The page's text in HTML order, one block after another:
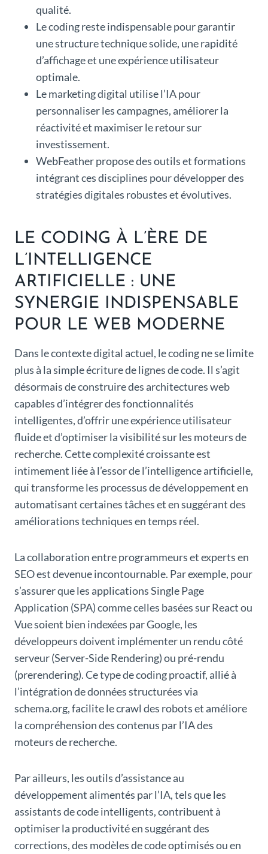
qualité.
Le coding reste indispensable pour garantir
une structure technique solide, une rapidité
d’affichage et une expérience utilisateur
optimale.
Le marketing digital utilise l’IA pour
personnaliser les campagnes, améliorer la
réactivité et maximiser le retour sur
investissement.
WebFeather propose des outils et formations
intégrant ces disciplines pour développer des
stratégies digitales robustes et évolutives.
LE CODING À L’ÈRE DE
L’INTELLIGENCE
ARTIFICIELLE : UNE
SYNERGIE INDISPENSABLE
POUR LE WEB MODERNE
Dans le contexte digital actuel, le coding ne se limite
plus à la simple écriture de lignes de code. Il s’agit
désormais de construire des architectures web
capables d’intégrer des fonctionnalités
intelligentes, d’offrir une expérience utilisateur
fluide et d’optimiser la visibilité sur les moteurs de
recherche. Cette complexité croissante est
intimement liée à l’essor de l’intelligence artificielle,
qui transforme les processus de développement en
automatisant certaines tâches et en suggérant des
améliorations techniques en temps réel.
La collaboration entre programmeurs et experts en
SEO est devenue incontournable. Par exemple, pour
s’assurer que les applications Single Page
Application (SPA) comme celles basées sur React ou
Vue soient bien indexées par Google, les
développeurs doivent implémenter un rendu côté
serveur (Server-Side Rendering) ou pré-rendu
(prerendering). Ce type de coding proactif, allié à
l’intégration de données structurées via
schema.org, facilite le crawl des robots et améliore
la compréhension des contenus par l’IA des
moteurs de recherche.
Par ailleurs, les outils d’assistance au
développement alimentés par l’IA, tels que les
assistants de code intelligents, contribuent à
optimiser la productivité en suggérant des
corrections, des modèles de code optimisés ou en